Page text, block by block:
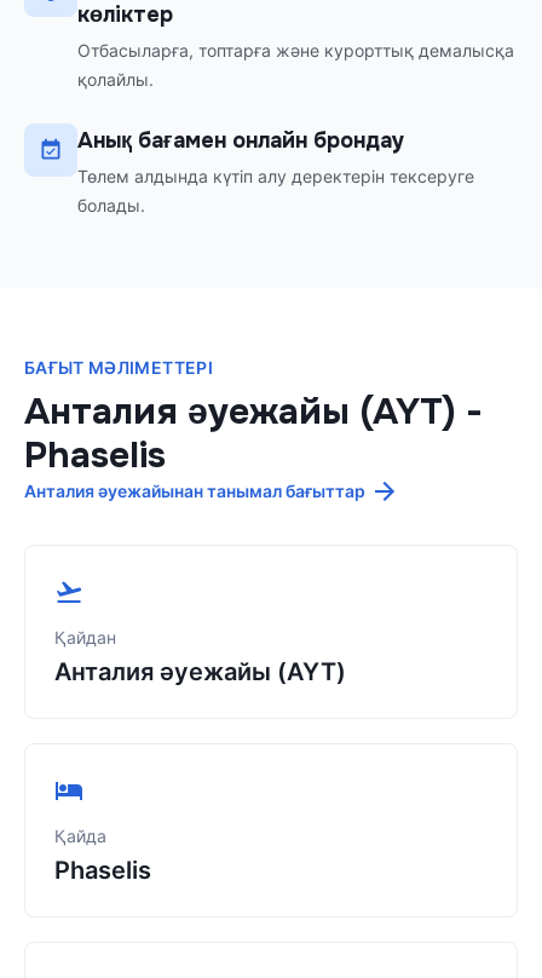
көліктер
Отбасыларға, топтарға және курорттық демалысқа
қолайлы.
Анық бағамен онлайн брондау
Төлем алдында күтіп алу деректерін тексеруге
болады.
БАҒЫТ МӘЛІМЕТТЕРІ
Анталия әуежайы (AYT) -
Phaselis
Анталия әуежайынан танымал бағыттар
Қайдан
Анталия әуежайы (AYT)
Қайда
Phaselis